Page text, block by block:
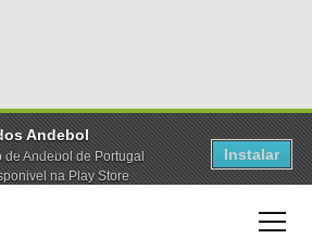
Andebol
de Andebol de Portugal
na Play Store
Instalar